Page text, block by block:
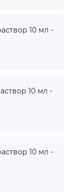
10 мл -
10 мл -
10 мл -